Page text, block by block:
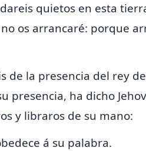
quietos en esta
os arrancaré: porque
de la presencia del rey
presencia, ha dicho
y libraros de su mano:
á su palabra.